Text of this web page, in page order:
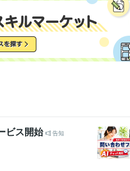
ビス開始
告知